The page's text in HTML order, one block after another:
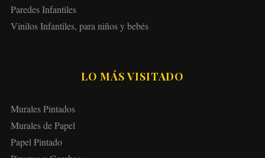
Paredes Infantiles
Vinilos Infantiles, para niños y bebés
LO MÁS VISITADO
Murales Pintados
Murales de Papel
Papel Pintado